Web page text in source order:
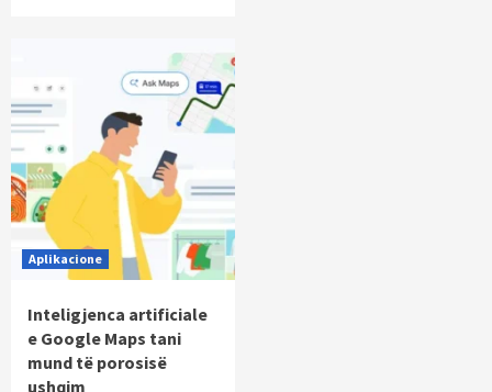
Aplikacione
Inteligjenca artificiale
e Google Maps tani
mund të porosisë
ushqim